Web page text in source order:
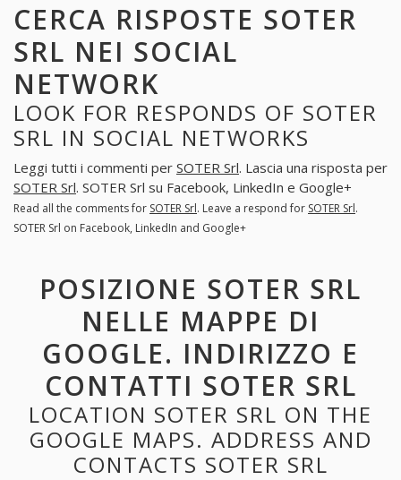
CERCA RISPOSTE SOTER
SRL NEI SOCIAL
NETWORK
LOOK FOR RESPONDS OF SOTER
SRL IN SOCIAL NETWORKS
Leggi tutti i commenti per SOTER Srl. Lascia una risposta per
SOTER Srl. SOTER Srl su Facebook, LinkedIn e Google+
Read all the comments for SOTER Srl. Leave a respond for SOTER Srl.
SOTER Srl on Facebook, LinkedIn and Google+
POSIZIONE SOTER SRL
NELLE MAPPE DI
GOOGLE. INDIRIZZO E
CONTATTI SOTER SRL
LOCATION SOTER SRL ON THE
GOOGLE MAPS. ADDRESS AND
CONTACTS SOTER SRL